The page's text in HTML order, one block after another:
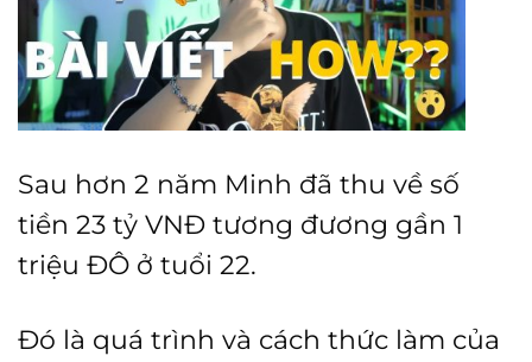
Sau hơn 2 năm Minh đã thu về số
tiền 23 tỷ VNĐ tương đương gần 1
triệu ĐÔ ở tuổi 22.
Đó là quá trình và cách thức làm của